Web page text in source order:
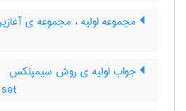
مجموعه اولیه ، مجموعه ی
جواب اولیه ی روش سیمپلکس